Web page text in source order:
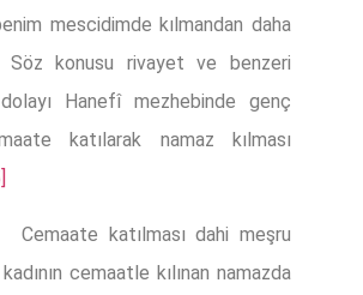
mescidimde kılmandan daha
Söz konusu rivayet ve benzeri
Hanefî mezhebinde genç
katılarak namaz kılması
katılması dahi meşru
cemaatle kılınan namazda